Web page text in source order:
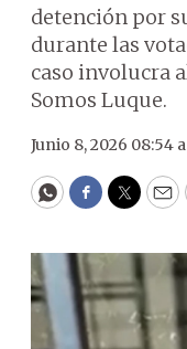
detención por
durante las
caso involucra
Somos Luque.
Junio 8, 2026 08:54
WhatsApp
Facebook